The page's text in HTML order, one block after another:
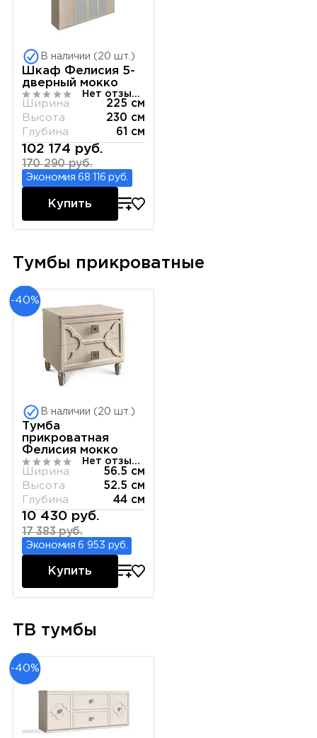
В наличии (20 шт.)
Шкаф Фелисия 5-
дверный мокко
Нет отзывов
Ширина
225 см
Высота
230 см
Глубина
61 см
102 174 руб.
170 290 руб.
Экономия 68 116 руб.
Купить
Тумбы прикроватные
-40%
В наличии (20 шт.)
Тумба
прикроватная
Фелисия мокко
Нет отзывов
Ширина
56.5 см
Высота
52.5 см
Глубина
44 см
10 430 руб.
17 383 руб.
Экономия 6 953 руб.
Купить
ТВ тумбы
-40%